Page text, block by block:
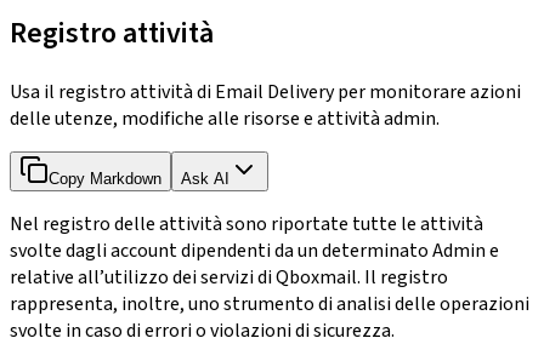
Registro attività
Usa il registro attività di Email Delivery per monitorare azioni
delle utenze, modifiche alle risorse e attività admin.
Copy Markdown Ask AI
Nel registro delle attività sono riportate tutte le attività
svolte dagli account dipendenti da un determinato Admin e
relative all’utilizzo dei servizi di Qboxmail. Il registro
rappresenta, inoltre, uno strumento di analisi delle operazioni
svolte in caso di errori o violazioni di sicurezza.